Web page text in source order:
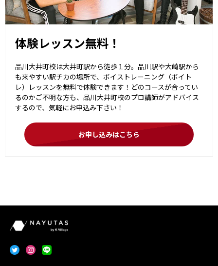
体験レッスン無料！
品川大井町校は大井町駅から徒歩１分。品川駅や大崎駅から
も来やすい駅チカの場所で、ボイストレーニング（ボイト
レ）レッスンを無料で体験できます！どのコースが合ってい
るのかご不明な方も、品川大井町校のプロ講師がアドバイス
するので、気軽にお申込み下さい！
お申し込みはこちら